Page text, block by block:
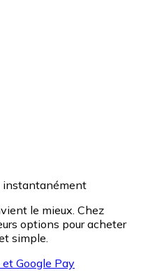
instantanément
le mieux. Chez
options pour acheter
simple.
Google Pay